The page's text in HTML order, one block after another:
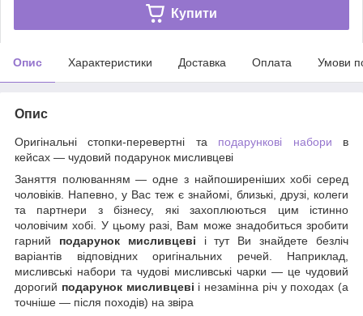
Купити
Опис Характеристики Доставка Оплата Умови
Опис
Оригінальні стопки-перевертні та подарункові набори в
кейсах — чудовий подарунок мисливцеві
Заняття полюванням — одне з найпоширеніших хобі серед
чоловіків. Напевно, у Вас теж є знайомі, близькі, друзі, колеги
та партнери з бізнесу, які захоплюються цим істинно
чоловічим хобі. У цьому разі, Вам може знадобиться зробити
гарний подарунок мисливцеві і тут Ви знайдете безліч
варіантів відповідних оригінальних речей. Наприклад,
мисливські набори та чудові мисливські чарки — це чудовий
дорогий подарунок мисливцеві і незамінна річ у походах (а
точніше — після походів) на звіра